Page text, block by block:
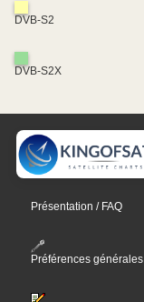
DVB-S2
DVB-S2X
Présentation / FAQ
Préférences générales